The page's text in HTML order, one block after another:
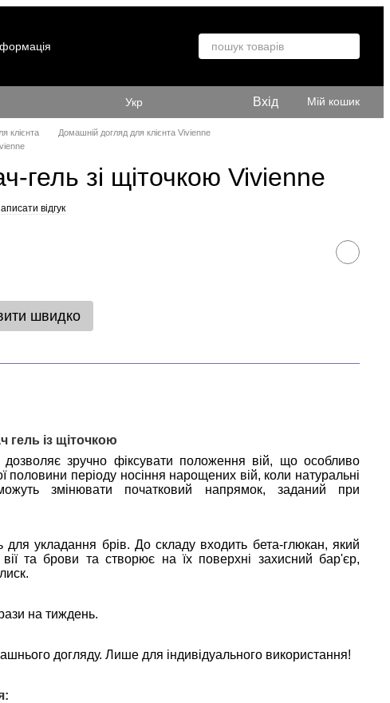
Укр Вхід Мій кошик
клієнта
Домашній догляд для клієнта Vivienne
гель зі щіточкою Vivienne
відгук
швидко
гель із щіточкою
дозволяє зручно фіксувати положення вій, що особливо
половини періоду носіння нарощених вій, коли натуральні
змінювати початковий напрямок, заданий при
для укладання брів. До складу входить бета-глюкан, який
вії та брови та створює на їх поверхні захисний бар'єр,
на тиждень.
догляду. Лише для індивідуального використання!